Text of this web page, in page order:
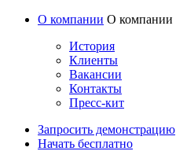
О компании О компании
История
Клиенты
Вакансии
Контакты
Пресс-кит
Запросить демонстрацию
Начать бесплатно